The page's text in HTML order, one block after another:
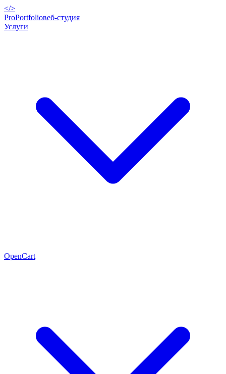
</>
ProPortfolioвеб-студия
Услуги
OpenCart